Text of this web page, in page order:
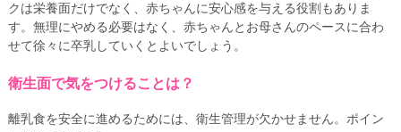
クは栄養面だけでなく、赤ちゃんに安心感を与える役割もありま
す。無理にやめる必要はなく、赤ちゃんとお母さんのペースに合わ
せて徐々に卒乳していくとよいでしょう。
衛生面で気をつけることは？
離乳食を安全に進めるためには、衛生管理が欠かせません。ポイン